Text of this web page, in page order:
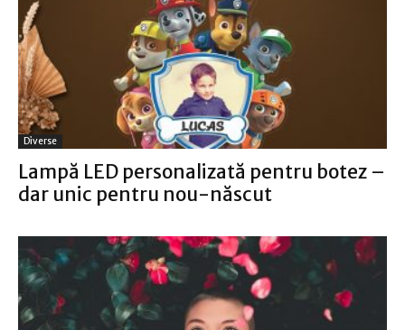
Diverse
Lampă LED personalizată pentru botez –
dar unic pentru nou-născut